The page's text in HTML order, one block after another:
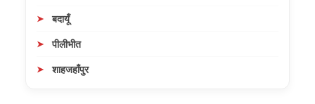
बदायूँ
पीलीभीत
शाहजहाँपुर